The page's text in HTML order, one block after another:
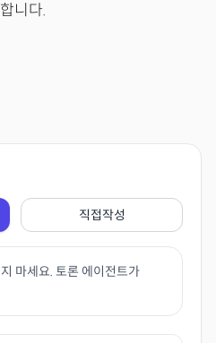
니다.
직접작성
마세요. 토론 에이전트가